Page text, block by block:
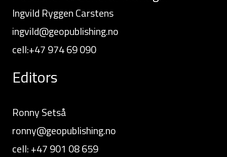
Ingvild Ryggen Carstens
ingvild@geopublishing.no
cell:+47 974 69 090
Editors
Ronny Setså
ronny@geopublishing.no
cell: +47 901 08 659